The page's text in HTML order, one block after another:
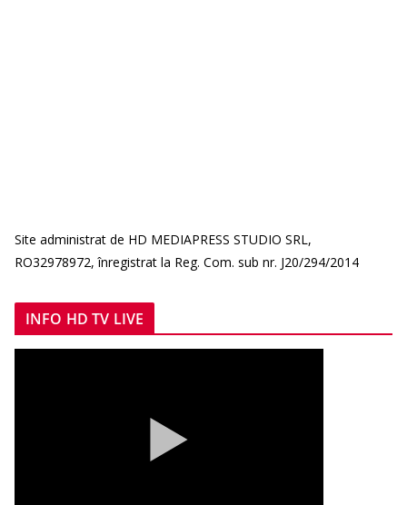
Site administrat de HD MEDIAPRESS STUDIO SRL,
RO32978972, înregistrat la Reg. Com. sub nr. J20/294/2014
INFO HD TV LIVE